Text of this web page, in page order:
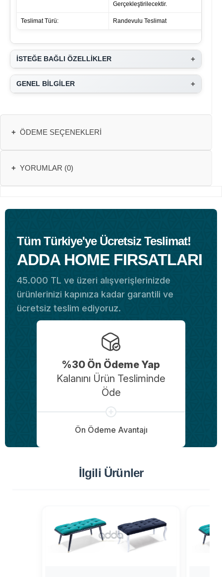
Gerçekleştirilecektir.
Teslimat Türü: Randevulu Teslimat
İSTEĞE BAĞLI ÖZELLİKLER +
GENEL BİLGİLER +
+ ÖDEME SEÇENEKLERI
+ YORUMLAR (0)
Tüm Türkiye'ye Ücretsiz Teslimat!
ADDA HOME FIRSATLARI
45.000 TL ve üzeri alışverişlerinizde
ürünlerinizi kapınıza kadar garantili ve
ücretsiz teslim ediyoruz.
%30 Ön Ödeme Yap
Kalanını Ürün Tesliminde
Öde
Ön Ödeme Avantajı
İlgili Ürünler